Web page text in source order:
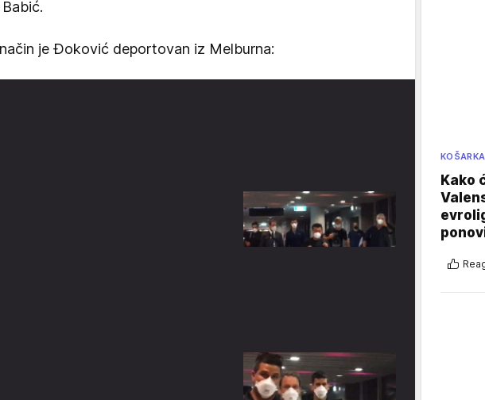
je Đoković deportovan iz Melburna:
KOŠARKA
Kako